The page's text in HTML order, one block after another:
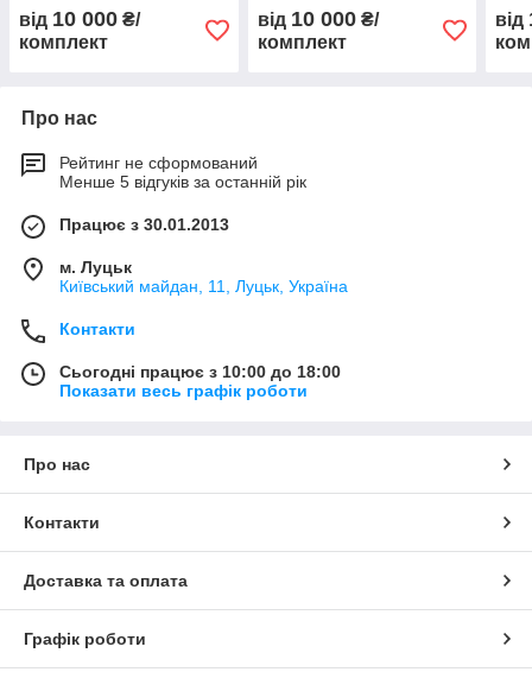
від 10 000 ₴/
комплект
від 10 000₴/
комплект
від
Про нас
Рейтинг не сформований
Менше 5 відгуків за останній рік
Працює з 30.01.2013
м. Луцьк
Київський майдан, 11, Луцьк, Україна
Контакти
Сьогодні працює з 10:00 до 18:00
Показати весь графік роботи
Про нас
Контакти
Доставка та оплата
Графік роботи